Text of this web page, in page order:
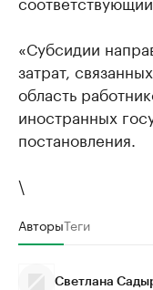
«Субсидии
затрат,
область
иностранных
постановления.
\
АвторыТеги
Светлана